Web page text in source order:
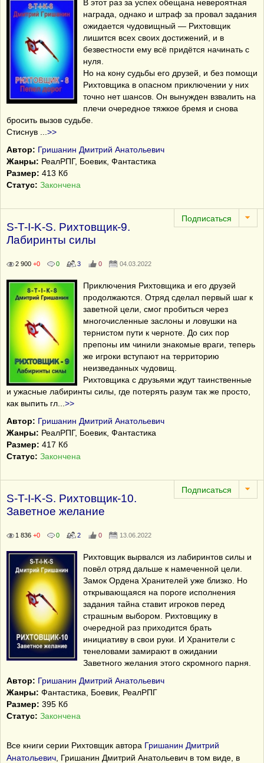
В этот раз за успех обещана невероятная
награда, однако и штраф за провал задания
ожидается чудовищный — Рихтовщик
лишится всех своих достижений, и в
безвестности ему всё придётся начинать с
нуля.
Но на кону судьбы его друзей, и без помощи
Рихтовщика в опасном приключении у них
точно нет шансов. Он вынужден взвалить на
плечи очередное тяжкое бремя и снова
бросить вызов судьбе.
Стиснув
>>
Автор: Гришанин Дмитрий Анатольевич
Жанры: РеалРПГ, Боевик, Фантастика
Размер: 413 Кб
Статус: Закончена
S-T-I-K-S. Рихтовщик-9.
Лабиринты силы
2 900 +0 0 3 0 04.03.2022
Приключения Рихтовщика и его друзей
продолжаются. Отряд сделал первый шаг к
заветной цели, смог пробиться через
многочисленные заслоны и ловушки на
тернистом пути к черноте. До сих пор
препоны им чинили знакомые враги, теперь
же игроки вступают на территорию
неизведанных чудовищ.
Рихтовщика с друзьями ждут таинственные
и ужасные лабиринты силы, где потерять разум так же просто,
как выпить гл
>>
Автор: Гришанин Дмитрий Анатольевич
Жанры: РеалРПГ, Боевик, Фантастика
Размер: 417 Кб
Статус: Закончена
S-T-I-K-S. Рихтовщик-10.
Заветное желание
1 836 +0 0 2 0 13.06.2022
Рихтовщик вырвался из лабиринтов силы и
повёл отряд дальше к намеченной цели.
Замок Ордена Хранителей уже близко. Но
открывающаяся на пороге исполнения
задания тайна ставит игроков перед
страшным выбором. Рихтовщику в
очередной раз приходится брать
инициативу в свои руки. И Хранители с
тенеловами замирают в ожидании
Заветного желания этого скромного парня.
Автор: Гришанин Дмитрий Анатольевич
Жанры: Фантастика, Боевик, РеалРПГ
Размер: 395 Кб
Статус: Закончена
Все книги серии Рихтовщик автора Гришанин Дмитрий
Анатольевич , Гришанин Дмитрий Анатольевич в том виде, в